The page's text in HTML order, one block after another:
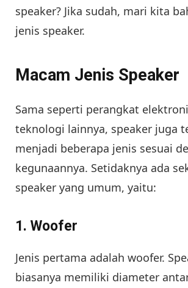
speaker? Jika sudah, mari kita
jenis speaker.
Macam Jenis Speaker
Sama seperti perangkat
teknologi lainnya, speaker juga
menjadi beberapa jenis sesuai
kegunaannya. Setidaknya ada
speaker yang umum, yaitu:
1. Woofer
Jenis pertama adalah woofer.
biasanya memiliki diameter